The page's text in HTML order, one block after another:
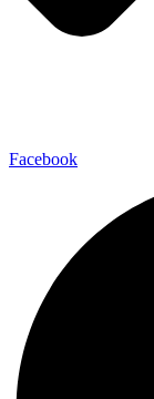
Facebook